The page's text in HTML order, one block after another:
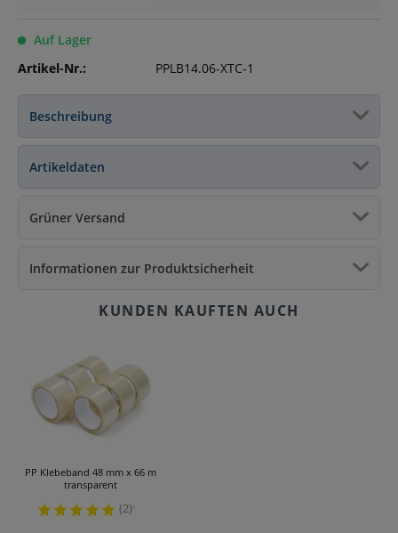
Auf Lager
Artikel-Nr.:
PPLB14.06-XTC-1
Beschreibung
Artikeldaten
Grüner Versand
Informationen zur Produktsicherheit
PP Klebeband 48 mm x 66 m
transparent
(2)¹